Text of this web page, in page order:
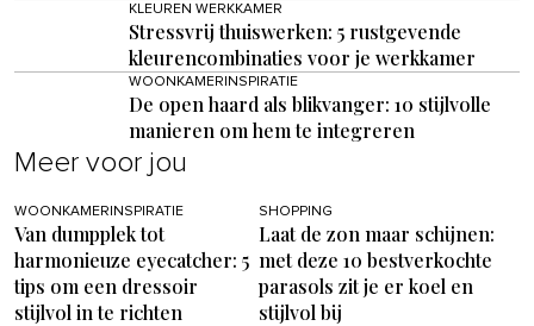
KLEUREN WERKKAMER
Stressvrij thuiswerken: 5 rustgevende
kleurencombinaties voor je werkkamer
WOONKAMERINSPIRATIE
De open haard als blikvanger: 10 stijlvolle
manieren om hem te integreren
Meer voor jou
WOONKAMERINSPIRATIE
Van dumpplek tot
harmonieuze eyecatcher: 5
tips om een dressoir
stijlvol in te richten
SHOPPING
Laat de zon maar schijnen:
met deze 10 bestverkochte
parasols zit je er koel en
stijlvol bij